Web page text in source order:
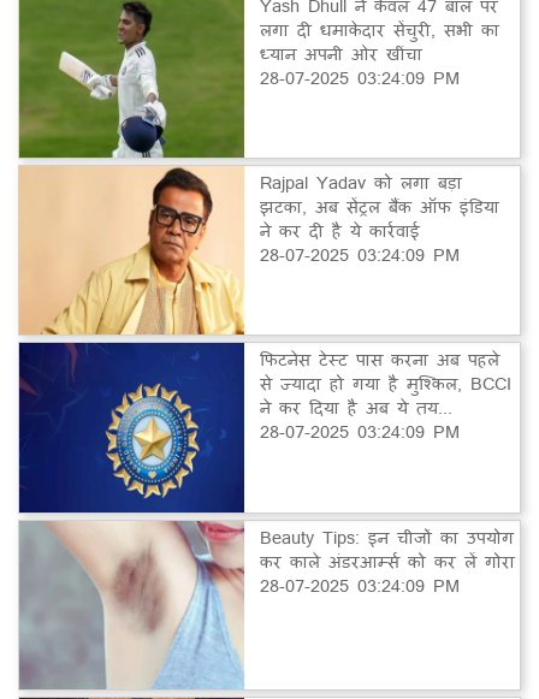
लगा दी धमाकेदार सेंचुरी, सभी का
ध्यान अपनी ओर खींचा
28-07-2025 03:24:09 PM
Rajpal Yadav को लगा बड़ा
झटका, अब सेंट्रल बैंक ऑफ इंडिया
ने कर दी है ये कार्रवाई
28-07-2025 03:24:09 PM
फिटनेस टेस्ट पास करना अब पहले
से ज्यादा हो गया है मुश्किल, BCCI
ने कर दिया है अब ये तय...
28-07-2025 03:24:09 PM
Beauty Tips: इन चीजों का उपयोग
कर काले अंडरआर्म्स को कर लें गोरा
28-07-2025 03:24:09 PM